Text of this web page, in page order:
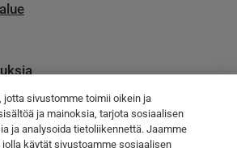
jotta sivustomme toimii oikein ja
ja mainoksia, tarjota sosiaalisen
ja analysoida tietoliikennettä. Jaamme
käytät sivustoamme sosiaalisen